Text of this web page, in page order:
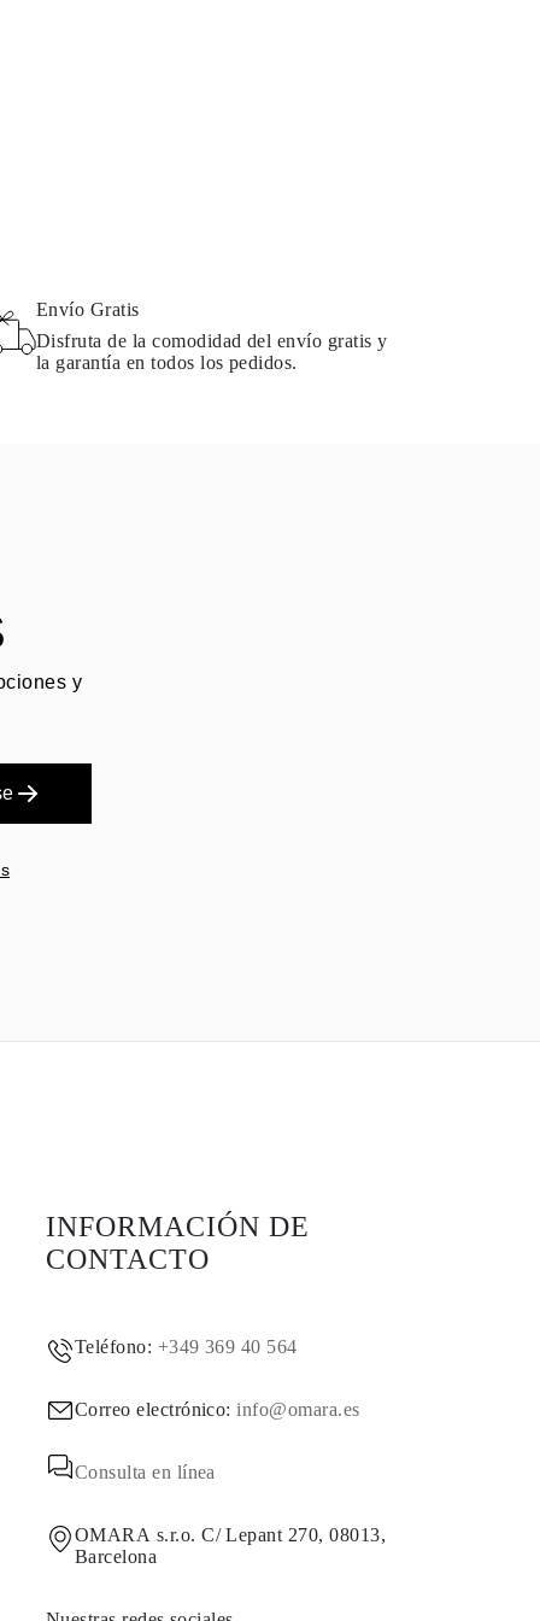
Envío Gratis
Disfruta de la comodidad del envío gratis y
la garantía en todos los pedidos.
y
INFORMACIÓN DE
CONTACTO
Teléfono: +349 369 40 564
Correo electrónico:info@omara.es
Consulta en línea
OMARA s.r.o. C/ Lepant 270, 08013,
Barcelona